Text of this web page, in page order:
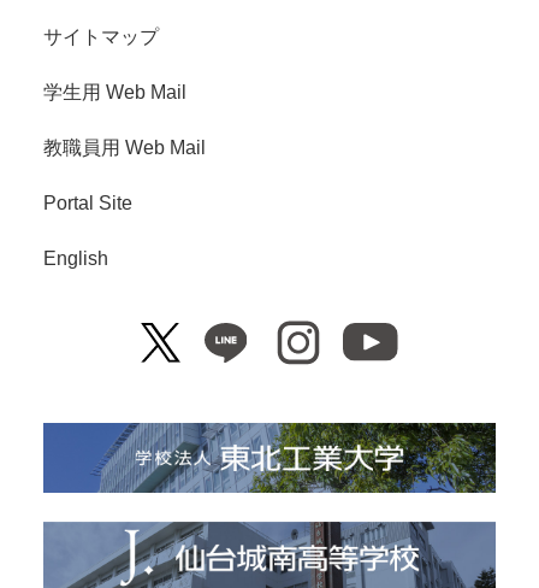
サイトマップ
学生用 Web Mail
教職員用 Web Mail
Portal Site
English